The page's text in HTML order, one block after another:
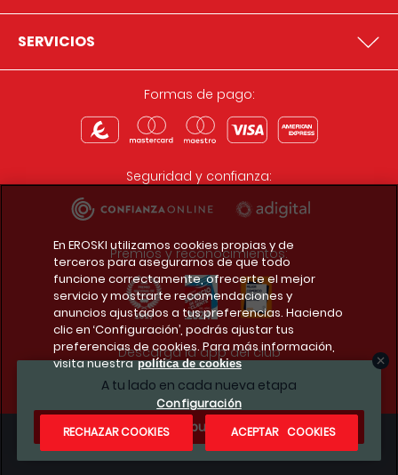
A tu lado en cada nueva etapa
¿Te apuntas?
SERVICIOS
Formas de pago:
Seguridad y confianza:
Premios y reconocimientos:
Descarga la app del club
Condiciones legales
En EROSKI utilizamos cookies propias y de
terceros para asegurarnos de que todo
funcione correctamente, ofrecerte el mejor
servicio y mostrarte recomendaciones y
anuncios ajustados a tus preferencias. Haciendo
clic en ‘Configuración’, podrás ajustar tus
preferencias de cookies. Para más información,
visita nuestra política de cookies
Configuración
RECHAZAR COOKIES
ACEPTAR COOKIES